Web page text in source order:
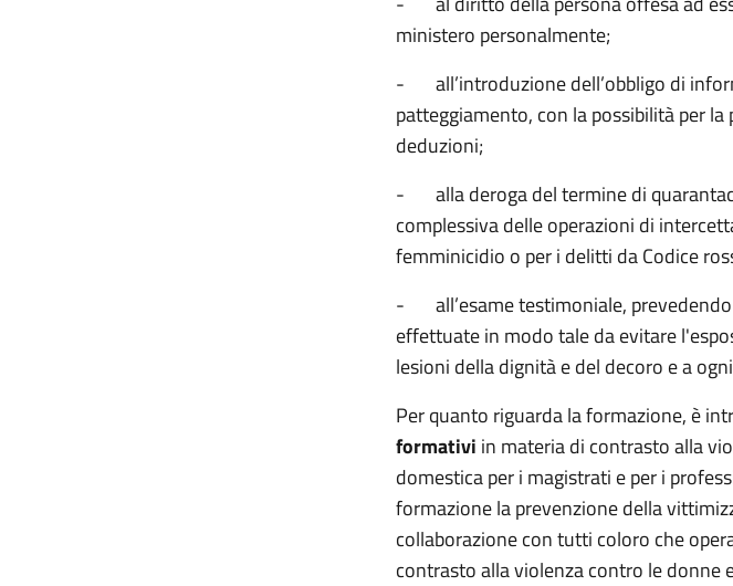
ministero personalmente;
- all’introduzione dell’obbligo di
patteggiamento, con la possibilità per
deduzioni;
- alla deroga del termine di
complessiva delle operazioni di
femminicidio o per i delitti da Codice
- all’esame testimoniale,
effettuate in modo tale da evitare
lesioni della dignità e del decoro e a
Per quanto riguarda la formazione, è
formativi in materia di contrasto alla
domestica per i magistrati e per i
formazione la prevenzione della
collaborazione con tutti coloro che
contrasto alla violenza contro le donne